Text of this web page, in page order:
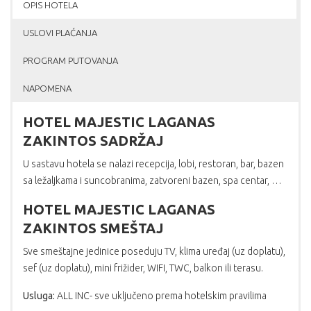
OPIS HOTELA
USLOVI PLAĆANJA
PROGRAM PUTOVANJA
NAPOMENA
HOTEL MAJESTIC LAGANAS
ZAKINTOS SADRŽAJ
U sastavu hotela se nalazi recepcija, lobi, restoran, bar, bazen
sa ležaljkama i suncobranima, zatvoreni bazen, spa centar, …
HOTEL MAJESTIC LAGANAS
ZAKINTOS SMEŠTAJ
Sve smeštajne jedinice poseduju TV, klima uređaj (uz doplatu),
sef (uz doplatu), mini frižider, WIFI, TWC, balkon ili terasu.
Usluga: ALL INC- sve uključeno prema hotelskim pravilima